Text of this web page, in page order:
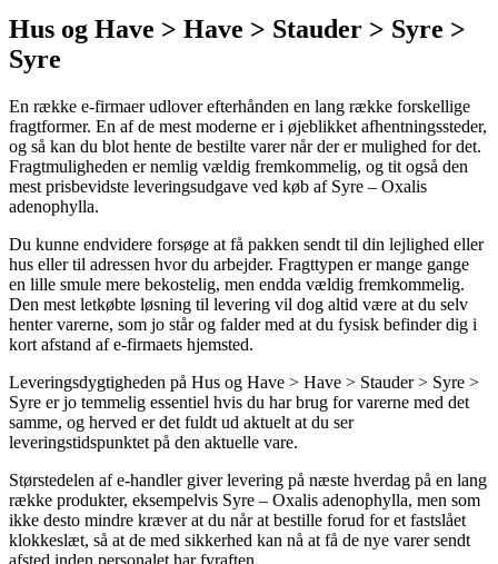
Hus og Have > Have > Stauder > Syre >
Syre
En række e-firmaer udlover efterhånden en lang række forskellige
fragtformer. En af de mest moderne er i øjeblikket afhentningssteder,
og så kan du blot hente de bestilte varer når der er mulighed for det.
Fragtmuligheden er nemlig vældig fremkommelig, og tit også den
mest prisbevidste leveringsudgave ved køb af Syre – Oxalis
adenophylla.
Du kunne endvidere forsøge at få pakken sendt til din lejlighed eller
hus eller til adressen hvor du arbejder. Fragttypen er mange gange
en lille smule mere bekostelig, men endda vældig fremkommelig.
Den mest letkøbte løsning til levering vil dog altid være at du selv
henter varerne, som jo står og falder med at du fysisk befinder dig i
kort afstand af e-firmaets hjemsted.
Leveringsdygtigheden på Hus og Have > Have > Stauder > Syre >
Syre er jo temmelig essentiel hvis du har brug for varerne med det
samme, og herved er det fuldt ud aktuelt at du ser
leveringstidspunktet på den aktuelle vare.
Størstedelen af e-handler giver levering på næste hverdag på en lang
række produkter, eksempelvis Syre – Oxalis adenophylla, men som
ikke desto mindre kræver at du når at bestille forud for et fastslået
klokkeslæt, så at de med sikkerhed kan nå at få de nye varer sendt
afsted inden personalet har fyraften.